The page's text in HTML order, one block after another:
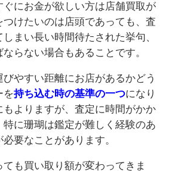
ぐにお金が欲しい方は店舗買取が
つけたいのは店頭であっても、査
まい長い時間待たされた挙句、
らない場合もあることです。
やすい距離にお店があるかどう
を持ち込む時の基準の一つになり
もよりますが、査定に時間がかか
特に珊瑚は鑑定が難しく経験のあ
要なことがあります。
ても買い取り額が変わってきま